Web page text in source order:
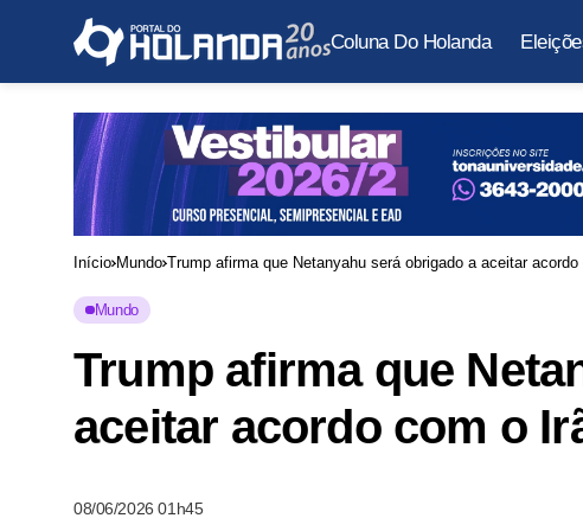
Coluna Do Holanda
Início Mundo Trump afirma que Netanyahu será obrigado a aceitar
Mundo
Trump afirma que
aceitar acordo com o
08/06/2026 01h45